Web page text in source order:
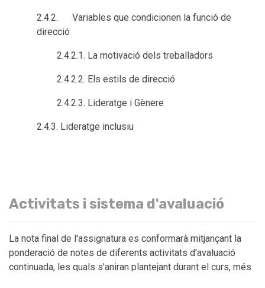
2.4.2. Variables que condicionen la funció de
direcció
2.4.2.1. La motivació dels treballadors
2.4.2.2. Els estils de direcció
2.4.2.3. Lideratge i Gènere
2.4.3. Lideratge inclusiu
Activitats i sistema d'avaluació
La nota final de l'assignatura es conformarà mitjançant la
ponderació de notes de diferents activitats d'avaluació
continuada, les quals s'aniran plantejant durant el curs, més